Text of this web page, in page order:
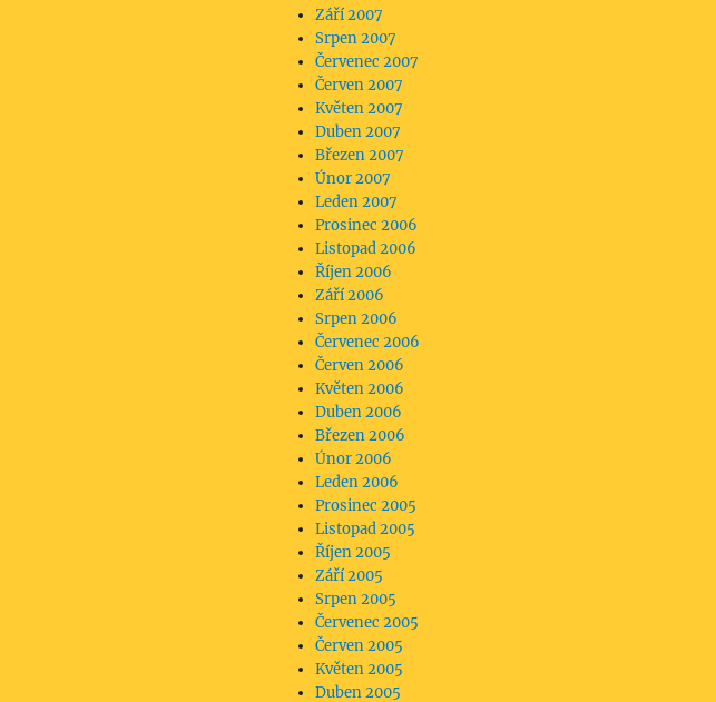
Září 2007
Srpen 2007
Červenec 2007
Červen 2007
Květen 2007
Duben 2007
Březen 2007
Únor 2007
Leden 2007
Prosinec 2006
Listopad 2006
Říjen 2006
Září 2006
Srpen 2006
Červenec 2006
Červen 2006
Květen 2006
Duben 2006
Březen 2006
Únor 2006
Leden 2006
Prosinec 2005
Listopad 2005
Říjen 2005
Září 2005
Srpen 2005
Červenec 2005
Červen 2005
Květen 2005
Duben 2005